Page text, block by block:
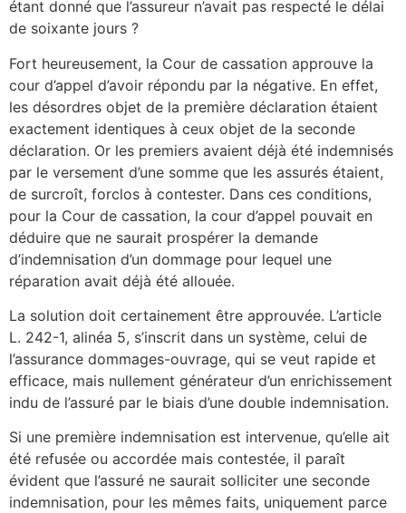
étant donné que l’assureur n’avait pas respecté le délai
de soixante jours ?
Fort heureusement, la Cour de cassation approuve la
cour d’appel d’avoir répondu par la négative. En effet,
les désordres objet de la première déclaration étaient
exactement identiques à ceux objet de la seconde
déclaration. Or les premiers avaient déjà été indemnisés
par le versement d’une somme que les assurés étaient,
de surcroît, forclos à contester. Dans ces conditions,
pour la Cour de cassation, la cour d’appel pouvait en
déduire que ne saurait prospérer la demande
d’indemnisation d’un dommage pour lequel une
réparation avait déjà été allouée.
La solution doit certainement être approuvée. L’article
L. 242-1, alinéa 5, s’inscrit dans un système, celui de
l’assurance dommages-ouvrage, qui se veut rapide et
efficace, mais nullement générateur d’un enrichissement
indu de l’assuré par le biais d’une double indemnisation.
Si une première indemnisation est intervenue, qu’elle ait
été refusée ou accordée mais contestée, il paraît
évident que l’assuré ne saurait solliciter une seconde
indemnisation, pour les mêmes faits, uniquement parce